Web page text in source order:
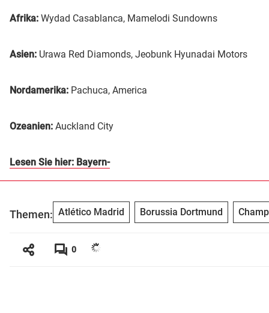
Afrika: Wydad Casablanca, Mamelodi Sundowns
Asien: Urawa Red Diamonds, Jeobunk Hyunadai Motors
Nordamerika: Pachuca, America
Ozeanien: Auckland City
Lesen Sie hier: Bayern-
Themen: Atlético Madrid Borussia Dortmund
0